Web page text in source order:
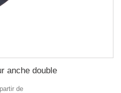
anche double
de